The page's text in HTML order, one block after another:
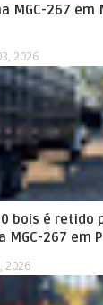
MGC-267 em
2026
bois é retido
267 em
2026